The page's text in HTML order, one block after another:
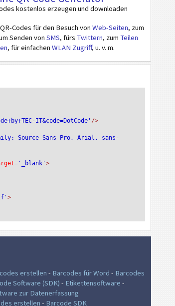
kostenlos erzeugen und downloaden
Codes für den Besuch von Web-Seiten, zum
Senden von SMS, fürs Twittern, zum Teilen
, für einfachen WLAN Zugriff, u. v. m.
IT&code=DotCode' />
Source Sans Pro, Arial, sans-
='_blank'>
>
erstellen - Barcodes für Word - Barcodes
Software (SDK) - Etikettensoftware -
zur Datenerfassung
erstellen - Barcode SDK